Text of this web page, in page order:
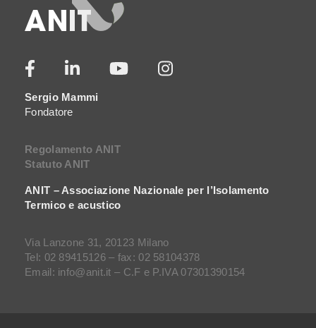
Sergio Mammi
Fondatore
Regolamento ANIT
Statuto ANIT
ANIT – Associazione Nazionale per l’Isolamento
Termico e acustico
Via Lanzone 31, 20123 Milano
Tel: 02 89415126 – fax: 02 58104378
Email: info@anit.it – C.F e P.IVA 07301390154